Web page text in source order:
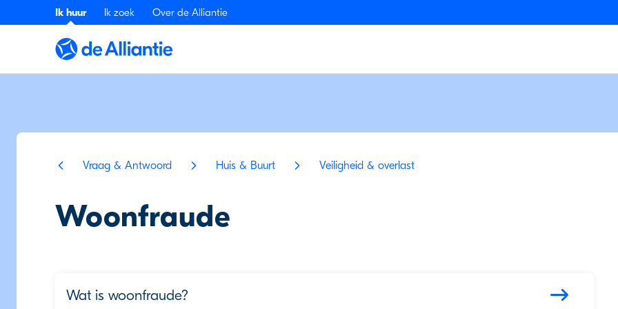
Ik huur Ik zoek Over de Alliantie
Vraag & Antwoord Huis & Buurt Veiligheid & overlast
Woonfraude
Wat is woonfraude?